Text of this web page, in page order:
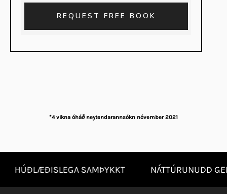
REQUEST FREE BOOK
*4 vikna óháð neytendarannsókn nóvember 2021
HÚÐLÆÐISLEGA SAMÞYKKT NÁTTÚRUNUDD GEL